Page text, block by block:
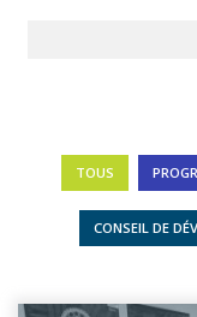
TOUS
CONSEIL DE